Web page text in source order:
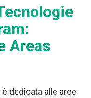
Areas
dedicata alle aree